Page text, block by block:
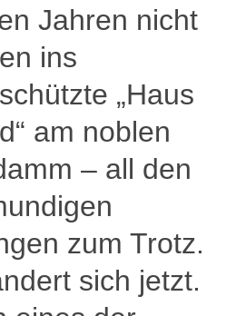
Jahren nicht
ins
„Haus
am noblen
– all den
zum Trotz.
sich jetzt.